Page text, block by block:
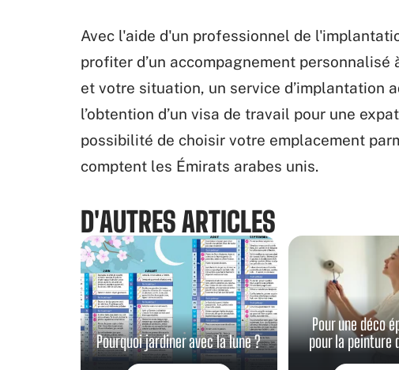
Avec l'aide d'un professionnel de
profiter d’un accompagnement
et votre situation, un service d’implantation
l’obtention d’un visa de travail pour une
possibilité de choisir votre emplacement
comptent les Émirats arabes unis.
D'AUTRES ARTICLES
Pourquoi jardiner avec la lune ?
Pour une déco
pour la peinture